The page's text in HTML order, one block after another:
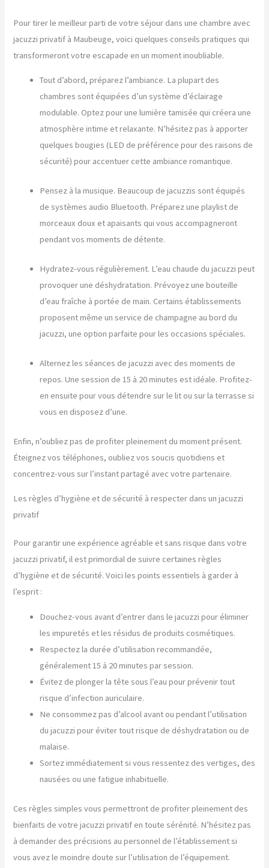
Pour tirer le meilleur parti de votre séjour dans une chambre avec
jacuzzi privatif à Maubeuge, voici quelques conseils pratiques qui
transformeront votre escapade en un moment inoubliable.
Tout d’abord, préparez l’ambiance. La plupart des
chambres sont équipées d’un système d’éclairage
modulable. Optez pour une lumière tamisée qui créera une
atmosphère intime et relaxante. N’hésitez pas à apporter
quelques bougies (LED de préférence pour des raisons de
sécurité) pour accentuer cette ambiance romantique.
Pensez à la musique. Beaucoup de jacuzzis sont équipés
de systèmes audio Bluetooth. Préparez une playlist de
morceaux doux et apaisants qui vous accompagneront
pendant vos moments de détente.
Hydratez-vous régulièrement. L’eau chaude du jacuzzi peut
provoquer une déshydratation. Prévoyez une bouteille
d’eau fraîche à portée de main. Certains établissements
proposent même un service de champagne au bord du
jacuzzi, une option parfaite pour les occasions spéciales.
Alternez les séances de jacuzzi avec des moments de
repos. Une session de 15 à 20 minutes est idéale. Profitez-
en ensuite pour vous détendre sur le lit ou sur la terrasse si
vous en disposez d’une.
Enfin, n’oubliez pas de profiter pleinement du moment présent.
Éteignez vos téléphones, oubliez vos soucis quotidiens et
concentrez-vous sur l’instant partagé avec votre partenaire.
Les règles d’hygiène et de sécurité à respecter dans un jacuzzi
privatif
Pour garantir une expérience agréable et sans risque dans votre
jacuzzi privatif, il est primordial de suivre certaines règles
d’hygiène et de sécurité. Voici les points essentiels à garder à
l’esprit :
Douchez-vous avant d’entrer dans le jacuzzi pour éliminer
les impuretés et les résidus de produits cosmétiques.
Respectez la durée d’utilisation recommandée,
généralement 15 à 20 minutes par session.
Évitez de plonger la tête sous l’eau pour prévenir tout
risque d’infection auriculaire.
Ne consommez pas d’alcool avant ou pendant l’utilisation
du jacuzzi pour éviter tout risque de déshydratation ou de
malaise.
Sortez immédiatement si vous ressentez des vertiges, des
nausées ou une fatigue inhabituelle.
Ces règles simples vous permettront de profiter pleinement des
bienfaits de votre jacuzzi privatif en toute sérénité. N’hésitez pas
à demander des précisions au personnel de l’établissement si
vous avez le moindre doute sur l’utilisation de l’équipement.